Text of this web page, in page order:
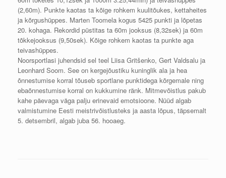
(2,60m). Punkte kaotas ta kõige rohkem kuulitõukes, kettaheites
ja kõrgushüppes. Marten Toomela kogus 5425 punkti ja lõpetas
20. kohaga. Rekordid püstitas ta 60m jooksus (8,32sek) ja 60m
tõkkejooksus (9,50sek). Kõige rohkem kaotas ta punkte aga
teivashüppes.
Noorsportlasi juhendsid sel teel Liisa Gritšenko, Gert Valdsalu ja
Leonhard Soom. See on kergejõustiku kuninglik ala ja hea
õnnestumise korral tõuseb sportlane punktidega kõrgemale ning
ebaõnnestumise korral on kukkumine ränk. Mitmevõistlus pakub
kahe päevaga väga palju erinevaid emotsioone. Nüüd algab
valmistumine Eesti meistrivõistlusteks ja aasta lõpus, täpsemalt
5. detsembril, algab juba 56. hooaeg.